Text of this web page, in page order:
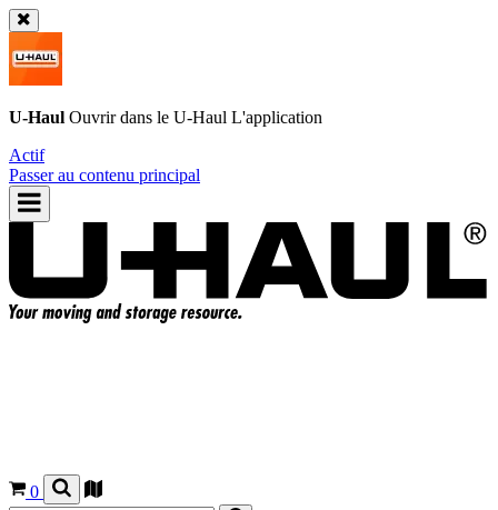
U-Haul Ouvrir dans le U-Haul L'application
Actif
Passer au contenu principal
0